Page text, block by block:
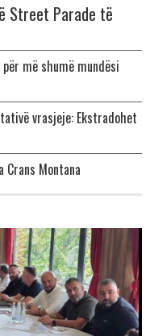
Street Parade të
më shumë mundësi
vrasjeje: Ekstradohet
Montana